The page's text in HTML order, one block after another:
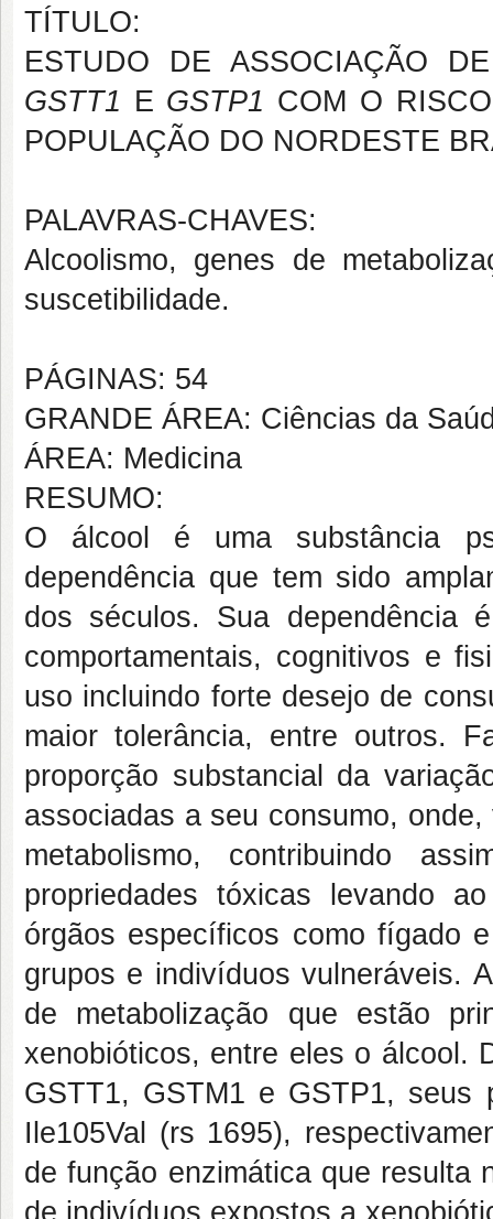
TÍTULO:
ESTUDO DE ASSOCIAÇÃO
GSTT1 E GSTP1 COM O
POPULAÇÃO DO NORDESTE
PALAVRAS-CHAVES:
Alcoolismo, genes de
suscetibilidade.
PÁGINAS: 54
GRANDE ÁREA: Ciências da
ÁREA: Medicina
RESUMO:
O álcool é uma substância
dependência que tem sido
dos séculos. Sua dependência
comportamentais, cognitivos e
uso incluindo forte desejo de
maior tolerância, entre outros.
proporção substancial da
associadas a seu consumo,
metabolismo, contribuindo
propriedades tóxicas levando
órgãos específicos como fígado
grupos e indivíduos vulneráveis.
de metabolização que estão
xenobióticos, entre eles o álcool.
GSTT1, GSTM1 e GSTP1, seus
Ile105Val (rs 1695),
de função enzimática que resulta
de indivíduos expostos a